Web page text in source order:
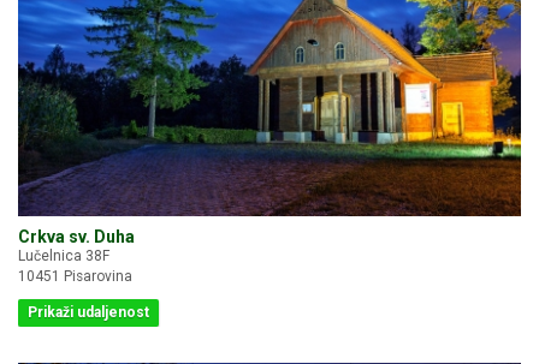
Crkva sv. Duha
Lučelnica 38F
10451 Pisarovina
Prikaži udaljenost